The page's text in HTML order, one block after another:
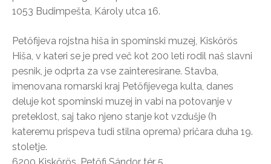
1053 Budimpešta, Károly utca 16.
Petőfijeva rojstna hiša in spominski muzej, Kiskőrös
Hiša, v kateri se je pred več kot 200 leti rodil naš slavni
pesnik, je odprta za vse zainteresirane. Stavba,
imenovana romarski kraj Petőfijevega kulta, danes
deluje kot spominski muzej in vabi na potovanje v
preteklost, saj tako njeno stanje kot vzdušje (h
kateremu prispeva tudi stilna oprema) pričara duha 19.
stoletje.